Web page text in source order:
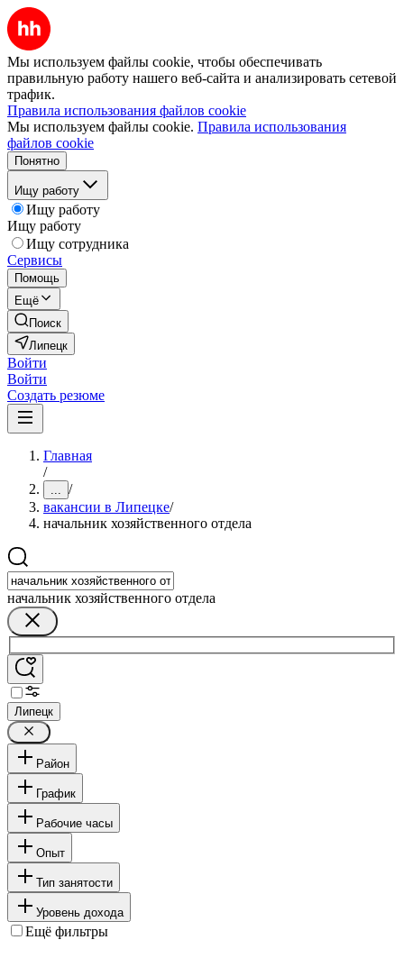
Мы используем файлы cookie, чтобы обеспечивать
правильную работу нашего веб-сайта и анализировать сетевой
трафик.
Правила использования файлов cookie
Мы используем файлы cookie. Правила использования
файлов cookie
Понятно
Ищу работу
Ищу работу
Ищу работу
Ищу сотрудника
Сервисы
Помощь
Ещё
Поиск
Липецк
Войти
Войти
Создать резюме
Главная
/
... /
вакансии в Липецке/
начальник хозяйственного отдела
начальник хозяйственного отдела
Липецк
Район
График
Рабочие часы
Опыт
Тип занятости
Уровень дохода
Ещё фильтры